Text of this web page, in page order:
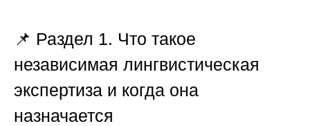
📌 Раздел 1. Что такое
независимая лингвистическая
экспертиза и когда она
назначается